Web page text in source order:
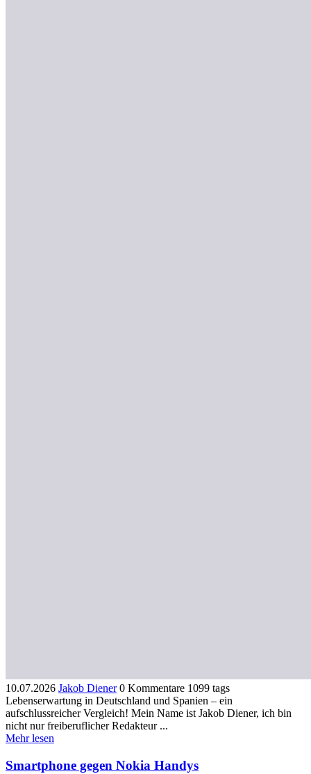
10.07.2026 Jakob Diener 0 Kommentare 1099 tags
Lebenserwartung in Deutschland und Spanien – ein
aufschlussreicher Vergleich! Mein Name ist Jakob Diener, ich bin
nicht nur freiberuflicher Redakteur ...
Mehr lesen
Smartphone gegen Nokia Handys